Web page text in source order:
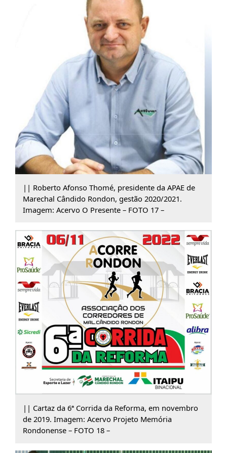
|| Roberto Afonso Thomé, presidente da APAE de
Marechal Cândido Rondon, gestão 2020/2021.
Imagem: Acervo O Presente – FOTO 17 –
|| Cartaz da 6ª Corrida da Reforma, em novembro
de 2019. Imagem: Acervo Projeto Memória
Rondonense – FOTO 18 –